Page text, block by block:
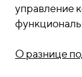
управление
О разнице